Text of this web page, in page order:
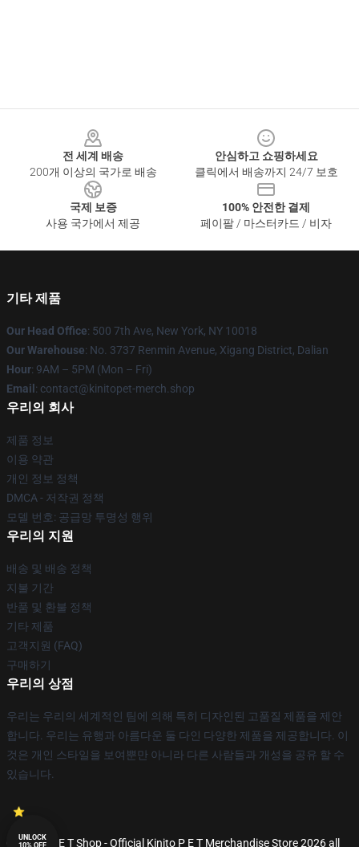
전 세계 배송
200개 이상의 국가로 배송
안심하고 쇼핑하세요
클릭에서 배송까지 24/7 보호
국제 보증
사용 국가에서 제공
100% 안전한 결제
페이팔 / 마스터카드 / 비자
기타 제품
Our Head Office: 500 7th Ave, New York, NY 10018
Our Warehouse: No. 3737 Renmin Avenue, Xigang District, Dalian
Hour: 9AM – 5PM (Mon – Fri)
Email : contact@kinitopet-merch.shop
우리의 회사
제품 정보
이용 약관
개인 정보 정책
DMCA - 저작권 정책
모델 번호: 공급망 투명성 행위
우리의 지원
배송 및 배송 정책
지불 기간
반품 및 환불 정책
기타 제품
고객지원 (FAQ)
구매하기
우리의 상점
우리는 우리의 세계적인 팀에 의해 특히 디자인된 고품질 제품을 제안
합니다. 우리는 유행과 아름다운 둘 다인 다양한 제품을 제공합니다. 이
것은 개인 스타일을 보여뿐만 아니라 다른 사람들과 개성을 공유 할 수
있습니다.
© Kinito P E T Shop - Official Kinito P E T Merchandise Store 2026 all
UNLOCK
10% OFF